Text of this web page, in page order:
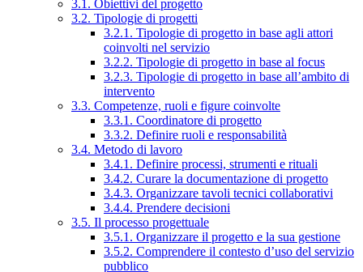
3.1. Obiettivi del progetto
3.2. Tipologie di progetti
3.2.1. Tipologie di progetto in base agli attori
coinvolti nel servizio
3.2.2. Tipologie di progetto in base al focus
3.2.3. Tipologie di progetto in base all’ambito di
intervento
3.3. Competenze, ruoli e figure coinvolte
3.3.1. Coordinatore di progetto
3.3.2. Definire ruoli e responsabilità
3.4. Metodo di lavoro
3.4.1. Definire processi, strumenti e rituali
3.4.2. Curare la documentazione di progetto
3.4.3. Organizzare tavoli tecnici collaborativi
3.4.4. Prendere decisioni
3.5. Il processo progettuale
3.5.1. Organizzare il progetto e la sua gestione
3.5.2. Comprendere il contesto d’uso del servizio
pubblico